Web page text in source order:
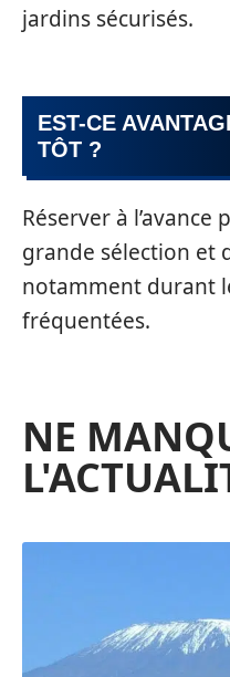
jardins sécurisés.
EST-CE
TÔT ?
Réserver à
grande sélection et
notamment durant
fréquentées.
NE